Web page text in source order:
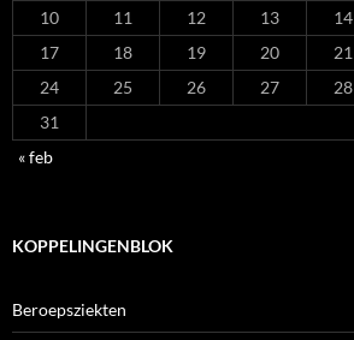
10
11 12 13 14
17
18 19 20 21
24
25 26 27 28
31
« feb
KOPPELINGENBLOK
Beroepsziekten